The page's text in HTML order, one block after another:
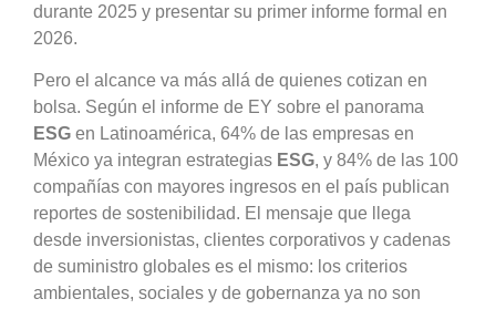
durante 2025 y presentar su primer informe formal en
2026.
Pero el alcance va más allá de quienes cotizan en
bolsa. Según el informe de EY sobre el panorama
ESG en Latinoamérica, 64% de las empresas en
México ya integran estrategias ESG, y 84% de las 100
compañías con mayores ingresos en el país publican
reportes de sostenibilidad. El mensaje que llega
desde inversionistas, clientes corporativos y cadenas
de suministro globales es el mismo: los criterios
ambientales, sociales y de gobernanza ya no son